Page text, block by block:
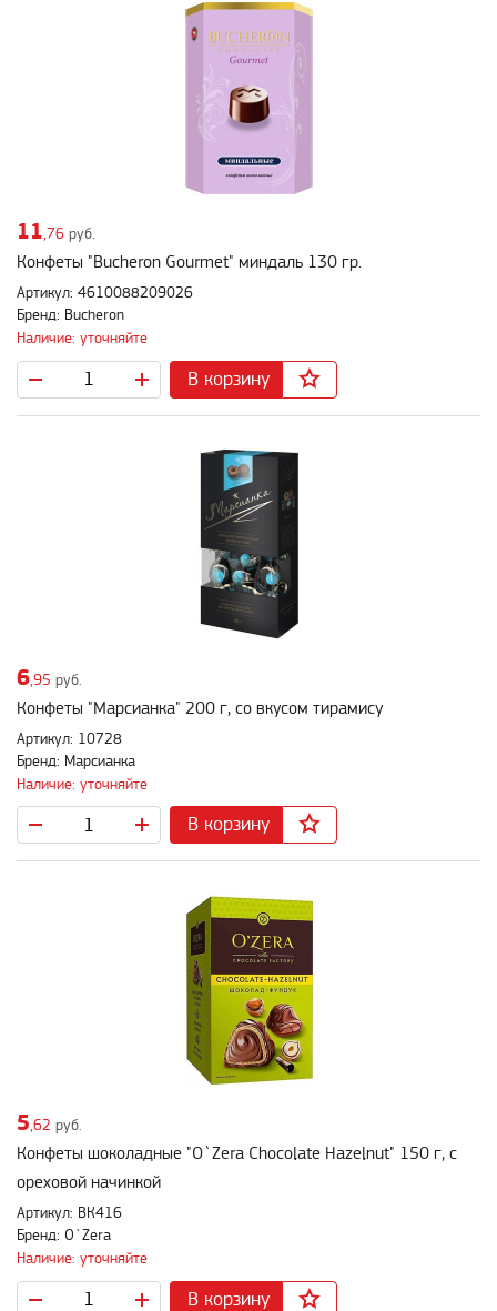
11,76 руб.
Конфеты "Bucheron Gourmet" миндаль 130 гр.
Артикул: 4610088209026
Бренд: Bucheron
Наличие: уточняйте
В корзину
6 ,95 руб.
Конфеты "Марсианка" 200 г, со вкусом тирамису
Артикул: 10728
Бренд: Марсианка
Наличие: уточняйте
В корзину
5,62 руб.
Конфеты шоколадные "O`Zera Chocolate Hazelnut" 150 г, с
ореховой начинкой
Артикул: ВК416
Бренд: O`Zera
Наличие: уточняйте
В корзину